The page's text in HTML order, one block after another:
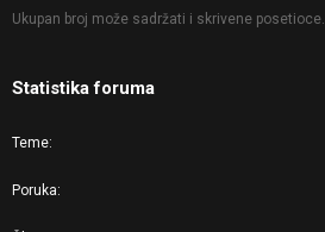
Ukupan broj može sadržati i skrivene posetioce.
Statistika foruma
Teme
Poruka